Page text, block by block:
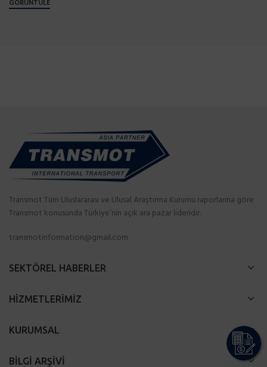
GÖRÜNTÜLE
Transmot Tüm Uluslararası ve Ulusal Araştırma Kurumu raporlarına göre
Transmot konusunda Türkiye’nin açık ara pazar lideridir.
transmotinformation@gmail.com
SEKTÖREL HABERLER
HİZMETLERİMİZ
KURUMSAL
BİLGİ ARŞİVİ